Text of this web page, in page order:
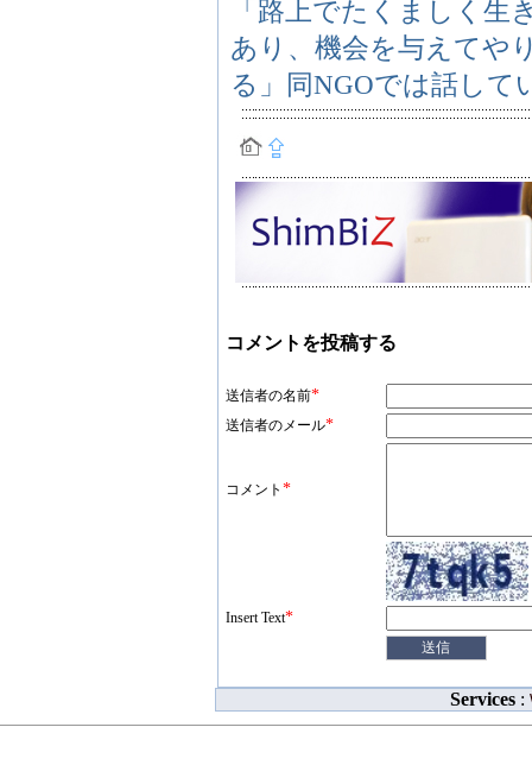
「路上でたくましく生
あり、機会を与えてや
る」同NGOでは話して
コメントを投稿する
送信者の名前*
送信者のメール*
コメント *
Insert Text*
Services :